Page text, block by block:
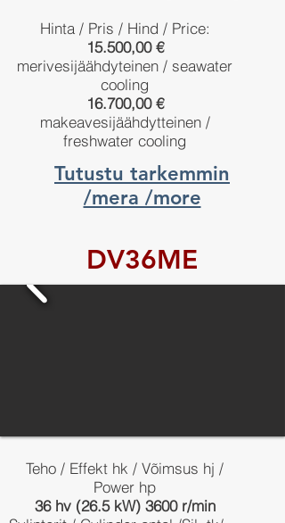
Hinta / Pris / Hind / Price:
15.500,00 €
merivesijäähdyteinen / seawater
cooling
16.700,00 €
makeavesijäähdytteinen /
freshwater cooling
Tutustu tarkemmin
/mera /more
DV36ME
Teho / Effekt hk / Võimsus hj /
Power hp
36 hv (26.5 kW) 3600 r/min